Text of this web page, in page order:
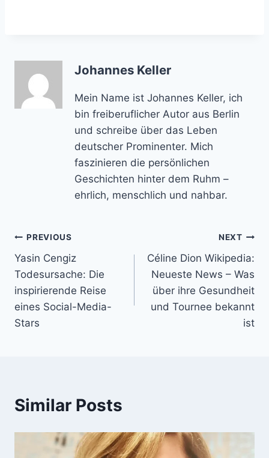
Johannes Keller
Mein Name ist Johannes Keller, ich
bin freiberuflicher Autor aus Berlin
und schreibe über das Leben
deutscher Prominenter. Mich
faszinieren die persönlichen
Geschichten hinter dem Ruhm –
ehrlich, menschlich und nahbar.
Post
navigation
PREVIOUS
Yasin Cengiz
Todesursache: Die
inspirierende Reise
eines Social-Media-
Stars
NEXT
Céline Dion Wikipedia:
Neueste News – Was
über ihre Gesundheit
und Tournee bekannt
ist
Similar Posts